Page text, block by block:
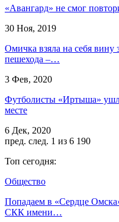
«Авангард» не смог
30 Ноя, 2019
Омичка взяла на себя вину
пешехода –…
3 Фев, 2020
Футболисты «Иртыша»
месте
6 Дек, 2020
пред. след. 1 из 6 190
Топ сегодня:
Общество
Попадаем в «Сердце
СКК имени…